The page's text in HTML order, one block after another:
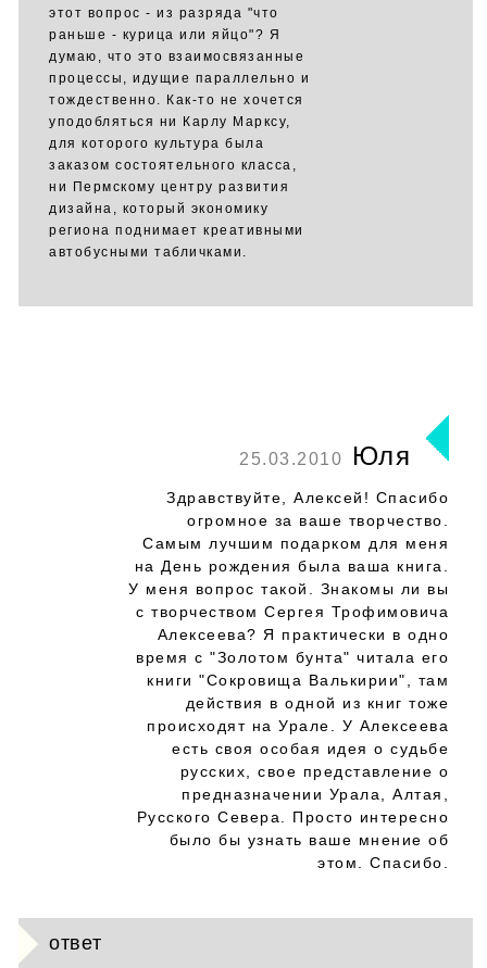
этот вопрос - из разряда "что
раньше - курица или яйцо"? Я
думаю, что это взаимосвязанные
процессы, идущие параллельно и
тождественно. Как-то не хочется
уподобляться ни Карлу Марксу,
для которого культура была
заказом состоятельного класса,
ни Пермскому центру развития
дизайна, который экономику
региона поднимает креативными
автобусными табличками.
25.03.2010 Юля
Здравствуйте, Алексей! Спасибо
огромное за ваше творчество.
Самым лучшим подарком для меня
на День рождения была ваша книга.
У меня вопрос такой. Знакомы ли вы
с творчеством Сергея Трофимовича
Алексеева? Я практически в одно
время с "Золотом бунта" читала его
книги "Сокровища Валькирии", там
действия в одной из книг тоже
происходят на Урале. У Алексеева
есть своя особая идея о судьбе
русских, свое представление о
предназначении Урала, Алтая,
Русского Севера. Просто интересно
было бы узнать ваше мнение об
этом. Спасибо.
ответ